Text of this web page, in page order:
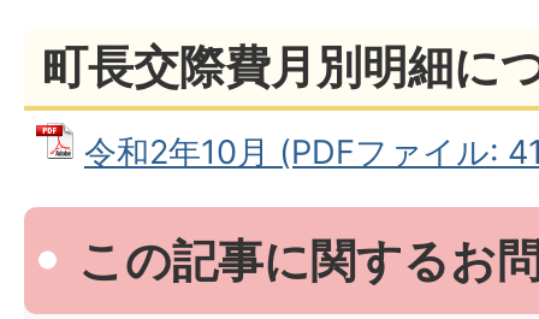
町長交際費月別明細に
令和2年10月 (PDFファイル:
この記事に関するお